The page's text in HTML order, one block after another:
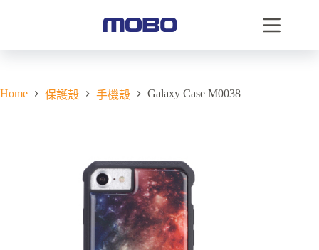
Home 保護殼 手機殼 Galaxy Case M0038